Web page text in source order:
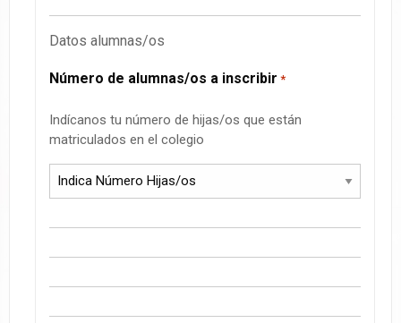
Datos alumnas/os
Número de alumnas/os a inscribir *
Indícanos tu número de hijas/os que están
matriculados en el colegio